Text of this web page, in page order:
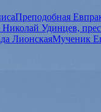
Преподобная
Удинцев,
ЛионскаяМученик